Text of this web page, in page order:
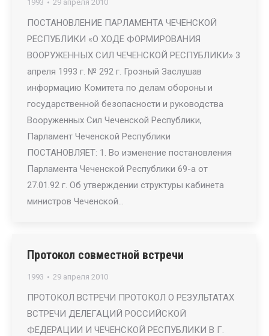
1993 29 апреля 2010
ПОСТАНОВЛЕНИЕ ПАРЛАМЕНТА ЧЕЧЕНСКОЙ
РЕСПУБЛИКИ «О ХОДЕ ФОРМИРОВАНИЯ
ВООРУЖЕННЫХ СИЛ ЧЕЧЕНСКОЙ РЕСПУБЛИКИ» 3
апреля 1993 г. № 292 г. Грозный Заслушав
информацию Комитета по делам обороны и
государственной безопасности и руководства
Вооруженных Сил Чеченской Республики,
Парламент Чеченской Республики
ПОСТАНОВЛЯЕТ: 1. Во изменение постановления
Парламента Чеченской Республики 69-а от
27.01.92 г. Об утверждении структуры кабинета
министров Чеченской…
Протокол совместной встречи
1993 29 апреля 2010
ПРОТОКОЛ ВСТРЕЧИ ПРОТОКОЛ О РЕЗУЛЬТАТАХ
ВСТРЕЧИ ДЕЛЕГАЦИЙ РОССИЙСКОЙ
ФЕДЕРАЦИИ И ЧЕЧЕНСКОЙ РЕСПУБЛИКИ В Г.